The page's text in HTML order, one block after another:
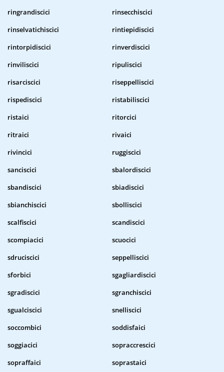
ringrandiscici
rinsecchiscici
rinselvatichiscici
rintiepidiscici
rintorpidiscici
rinverdiscici
rinviliscici
ripuliscici
risarciscici
riseppelliscici
rispediscici
ristabiliscici
ristaici
ritorcici
ritraici
rivaici
rivincici
ruggiscici
sanciscici
sbalordiscici
sbandiscici
sbiadiscici
sbianchiscici
sbolliscici
scalfiscici
scandiscici
scompiacici
scuocici
sdruciscici
seppelliscici
sforbici
sgagliardiscici
sgradiscici
sgranchiscici
sgualciscici
snelliscici
soccombici
soddisfaici
soggiacici
sopraccrescici
sopraffaici
soprastaici